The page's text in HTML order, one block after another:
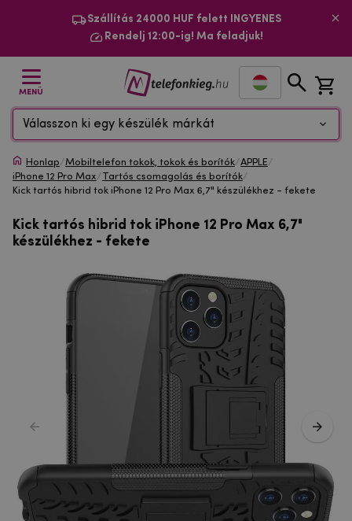
Szállítás 24000 HUF felett INGYENES
Rendelj 12:00-ig! Ma feladjuk!
MENÜ
Válasszon ki egy készülék márkát
Honlap/Mobiltelefon tokok, tokok és borítók/APPLE/
iPhone 12 Pro Max/Tartós csomagolás és borítók/
Kick tartós hibrid tok iPhone 12 Pro Max 6,7" készülékhez - fekete
Kick tartós hibrid tok iPhone 12 Pro Max 6,7"
készülékhez - fekete